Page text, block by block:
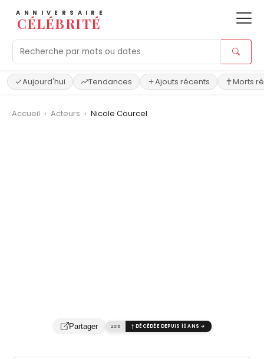
ANNIVERSAIRE
CÉLÉBRITÉ
Aujourd'hui Tendances Ajouts récents Morts
Accueil › Acteurs › Nicole Courcel
Partager 2016 † DÉCÉDÉE DEPUIS 10 ANS →